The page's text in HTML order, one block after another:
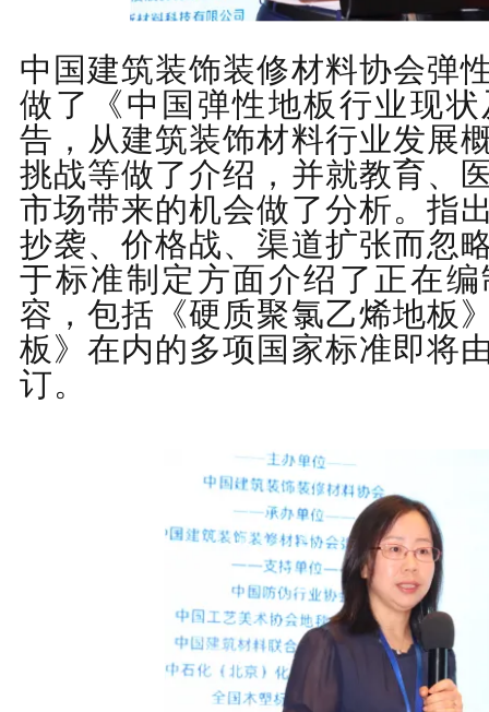
中国建筑装饰装修材料协会弹
做了《中国弹性地板行业现
告，从建筑装饰材料行业发展
挑战等做了介绍，并就教育、
市场带来的机会做了分析。指
抄袭、价格战、渠道扩张而忽
于标准制定方面介绍了正在
容，包括《硬质聚氯乙烯地板
板》在内的多项国家标准即将
订。